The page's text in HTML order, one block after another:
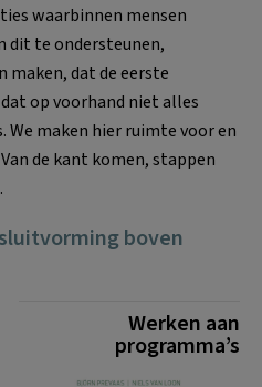
waarbinnen mensen
dit te ondersteunen,
maken, dat de eerste
op voorhand niet alles
We maken hier ruimte voor en
de kant komen, stappen
boven
Werken aan
programma’s